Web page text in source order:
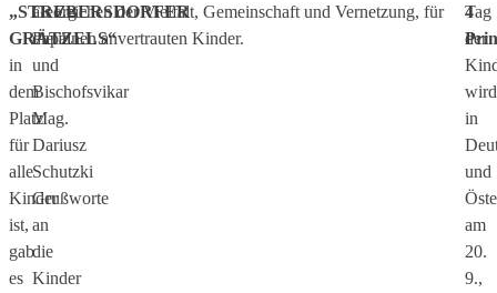
„STREBERSDORFER
GRÄTZELS“
in
dem
Platz
für
alle
Kinder
ist,
gab
es
Georg
Papai
und
Bischofsvikar
Mag.
Dariusz
Schutzki
Grußworte
an
die
Kinder
als Zeichen der Vielfalt, Gemeinschaft und Vernetzung, für
die ihnen anvertrauten Kinder.
Tag
der
wird
in
und
am
20.
9.,
4